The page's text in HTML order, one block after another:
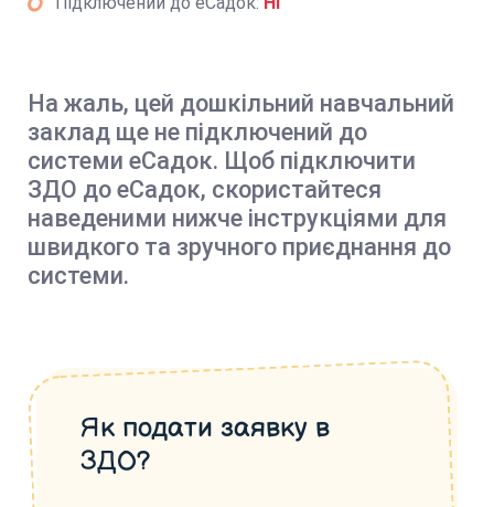
На жаль, цей дошкільний навчальний
заклад ще не підключений до
системи еСадок. Щоб підключити
ЗДО до еСадок, скористайтеся
наведеними нижче інструкціями для
швидкого та зручного приєднання до
системи.
Як подати заявку в
ЗДО?